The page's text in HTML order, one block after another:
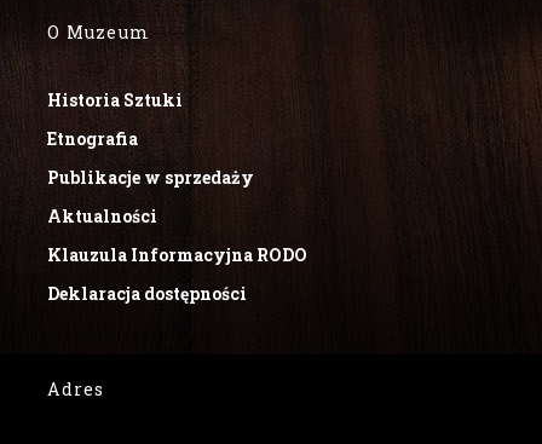
O Muzeum
Historia Sztuki
Etnografia
Publikacje w sprzedaży
Aktualności
Klauzula Informacyjna RODO
Deklaracja dostępności
Adres